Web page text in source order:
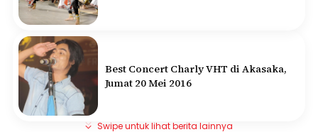
Best Concert Charly VHT di Akasaka,
Jumat 20 Mei 2016
Swipe untuk lihat berita lainnya